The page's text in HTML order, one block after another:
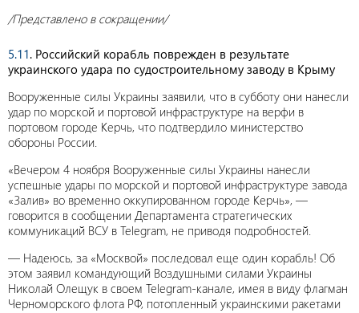
/Представлено в сокращении/
5.11. Российский корабль поврежден в результате
украинского удара по судостроительному заводу в Крыму
Вооруженные силы Украины заявили, что в субботу они нанесли
удар по морской и портовой инфраструктуре на верфи в
портовом городе Керчь, что подтвердило министерство
обороны России.
«Вечером 4 ноября Вооруженные силы Украины нанесли
успешные удары по морской и портовой инфраструктуре завода
«Залив» во временно оккупированном городе Керчь», —
говорится в сообщении Департамента стратегических
коммуникаций ВСУ в Telegram, не приводя подробностей.
— Надеюсь, за «Москвой» последовал еще один корабль! Об
этом заявил командующий Воздушными силами Украины
Николай Олещук в своем Telegram-канале, имея в виду флагман
Черноморского флота РФ, потопленный украинскими ракетами